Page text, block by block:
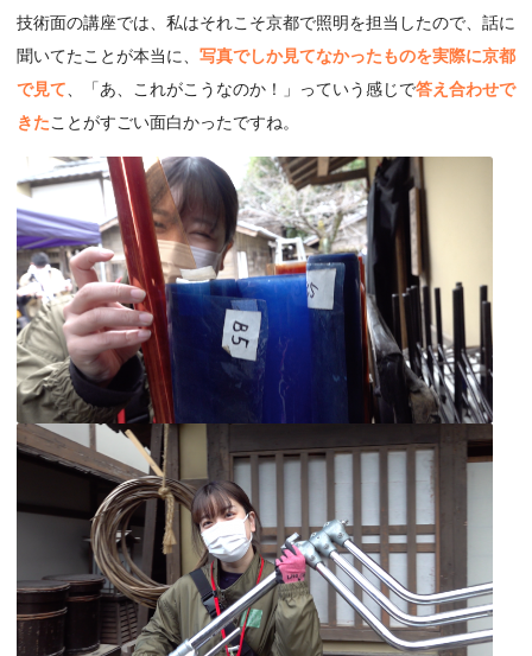
技術面の講座では、私はそれこそ京都で照明を担当したので、話に
聞いてたことが本当に、 写真でしか見てなかったものを実際に京都
で見て 、「あ、これがこうなのか！」っていう感じで答え合わせで
きたことがすごい面白かったですね。